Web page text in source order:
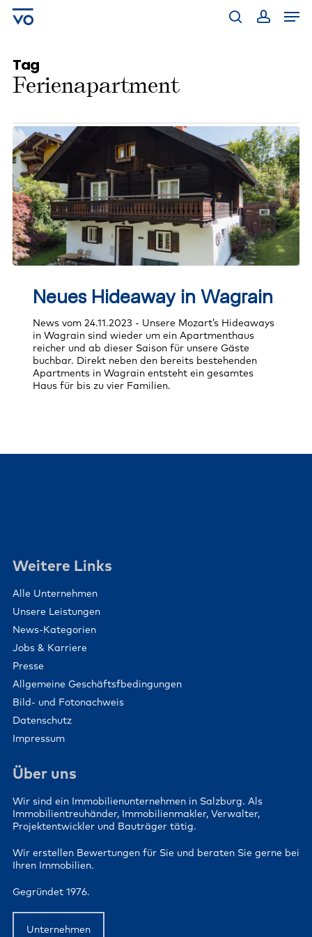
Skip
Tag
Ferienapartment
Neues Hideaway in Wagrain
News vom 24.11.2023 - Unsere Mozart’s Hideaways
in Wagrain sind wieder um ein Apartmenthaus
reicher und ab dieser Saison für unsere Gäste
buchbar. Direkt neben den bereits bestehenden
Apartments in Wagrain entsteht ein gesamtes
Haus für bis zu vier Familien.
Weitere Links
Alle Unternehmen
Unsere Leistungen
News-Kategorien
Jobs & Karriere
Presse
Allgemeine Geschäftsfbedingungen
Bild- und Fotonachweis
Datenschutz
Impressum
Über uns
Wir sind ein Immobilienunternehmen in Salzburg. Als
Immobilientreuhänder, Immobilienmakler, Verwalter,
Projektentwickler und Bauträger tätig.
Wir erstellen Bewertungen für Sie und beraten Sie gerne bei
Ihren Immobilien.
Gegründet 1976.
Unternehmen